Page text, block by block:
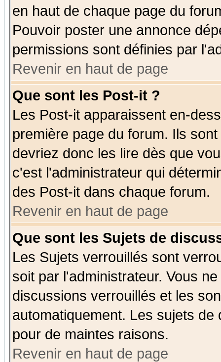
en haut de chaque page du
Pouvoir poster une annonce
permissions sont définies par
Revenir en haut de page
Que sont les Post-it ?
Les Post-it apparaissent en-
première page du forum. Ils
devriez donc les lire dès que
c'est l'administrateur qui
des Post-it dans chaque forum.
Revenir en haut de page
Que sont les Sujets de
Les Sujets verrouillés sont
soit par l'administrateur. Vous
discussions verrouillés et les
automatiquement. Les sujets
pour de maintes raisons.
Revenir en haut de page